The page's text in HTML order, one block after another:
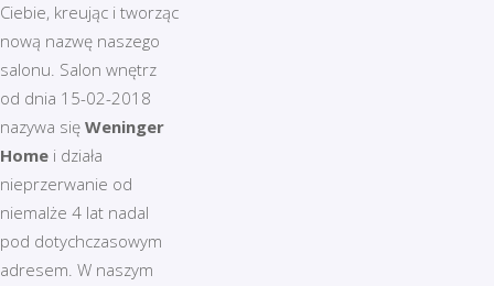
Ciebie, kreując i tworząc
nową nazwę naszego
salonu. Salon wnętrz
od dnia 15-02-2018
nazywa się Weninger
Home i działa
nieprzerwanie od
niemalże 4 lat nadal
pod dotychczasowym
adresem. W naszym